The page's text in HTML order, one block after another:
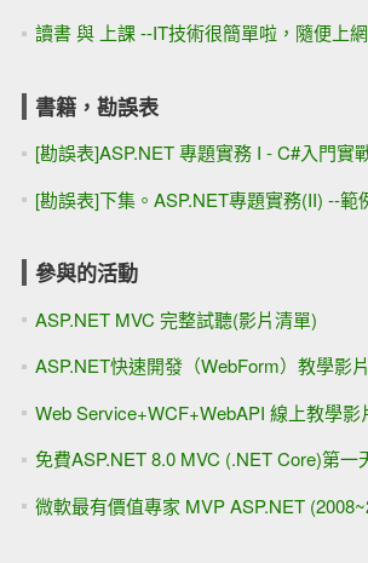
讀書 與 上課 --IT技術很簡單啦，隨便上
書籍，勘誤表
[勘誤表]ASP.NET 專題實務 I - C#入門實
[勘誤表]下集。ASP.NET專題實務(II) --範
參與的活動
ASP.NET MVC 完整試聽(影片清單)
ASP.NET快速開發（WebForm）教學影
Web Service+WCF+WebAPI 線上教學影
免費ASP.NET 8.0 MVC (.NET Core)第一
微軟最有價值專家 MVP ASP.NET